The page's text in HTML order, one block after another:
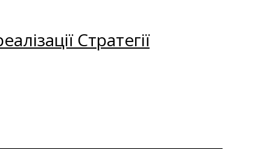
Стратегії